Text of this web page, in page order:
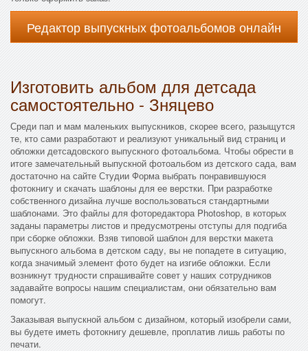
Редактор выпускных фотоальбомов онлайн
Изготовить альбом для детсада
самостоятельно - Зняцево
Среди пап и мам маленьких выпускников, скорее всего, разыщутся
те, кто сами разработают и реализуют уникальный вид страниц и
обложки детсадовского выпускного фотоальбома. Чтобы обрести в
итоге замечательный выпускной фотоальбом из детского сада, вам
достаточно на сайте Студии Форма выбрать понравившуюся
фотокнигу и скачать шаблоны для ее верстки. При разработке
собственного дизайна лучше воспользоваться стандартными
шаблонами. Это файлы для фоторедактора Photoshop, в которых
заданы параметры листов и предусмотрены отступы для подгиба
при сборке обложки. Взяв типовой шаблон для верстки макета
выпускного альбома в детском саду, вы не попадете в ситуацию,
когда значимый элемент фото будет на изгибе обложки. Если
возникнут трудности спрашивайте совет у наших сотрудников
задавайте вопросы нашим специалистам, они обязательно вам
помогут.
Заказывая выпускной альбом с дизайном, который изобрели сами,
вы будете иметь фотокнигу дешевле, проплатив лишь работы по
печати.